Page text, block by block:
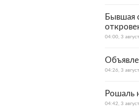
Бывшая
04:00, 3
04:26, 3
Рошаль
04:42, 3